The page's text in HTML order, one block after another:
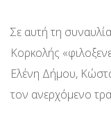
Σε αυτή τη
Κορκολής
Ελένη Δήμου,
τον ανερχόμενο